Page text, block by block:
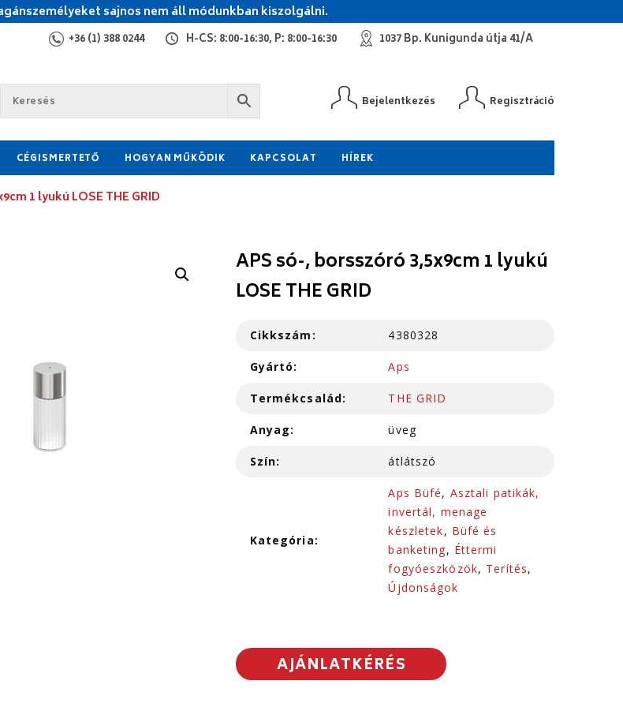
sajnos nem áll módunkban kiszolgálni.
+36 (1) 388 0244 H-CS: 8:00-16:30, P: 8:00-16:30 1037 Bp. Kunigunda útja 41/A
Bejelentkezés Regisztráció
CÉGISMERTETŐ HOGYAN MŰKÖDIK KAPCSOLAT HÍREK
1 lyukú LOSE THE GRID
APS só-, borsszóró 3,5x9cm 1 lyukú
LOSE THE GRID
Cikkszám: 4380328
Gyártó: Aps
Termékcsalád: THE GRID
Anyag: üveg
Szín: átlátszó
Kategória:
Aps Büfé, Asztali patikák,
invertál, menage
készletek, Büfé és
banketing, Éttermi
fogyóeszközök, Terítés,
Újdonságok
AJÁNLATKÉRÉS